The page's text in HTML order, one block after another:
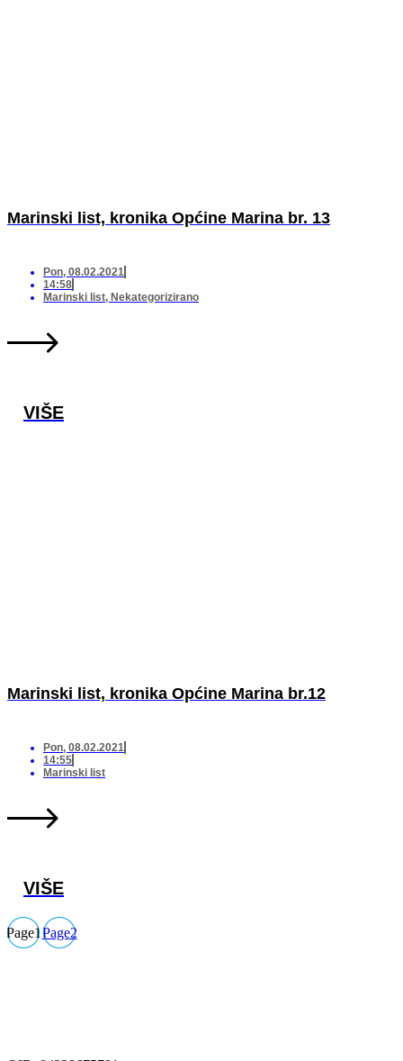
Marinski list, kronika Općine Marina br. 13
Pon, 08.02.2021
14:58
Marinski list, Nekategorizirano
VIŠE
Marinski list, kronika Općine Marina br.12
Pon, 08.02.2021
14:55
Marinski list
VIŠE
Page1Page2